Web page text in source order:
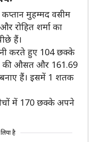
मुहम्मद वसीम
रोहित शर्मा का
हैं।
करते हुए 104 छक्के
की औसत और 161.69
बनाए हैं। इसमें 1 शतक
में 170 छक्के अपने
है